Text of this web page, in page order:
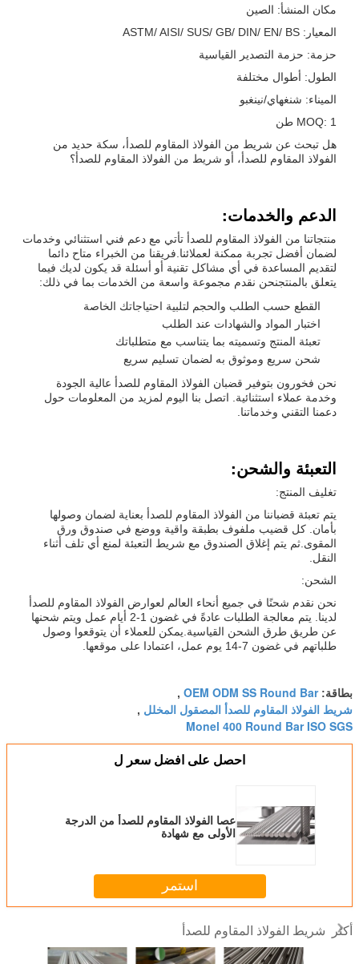
مكان المنشأ: الصين
المعيار: ASTM/ AISI/ SUS/ GB/ DIN/ EN/ BS
حزمة: حزمة التصدير القياسية
الطول: أطوال مختلفة
الميناء: شنغهاي/نينغبو
MOQ: 1 طن
هل تبحث عن شريط من الفولاذ المقاوم للصدأ، سكة حديد من
الفولاذ المقاوم للصدأ، أو شريط من الفولاذ المقاوم للصدأ؟
الدعم والخدمات:
منتجاتنا من الفولاذ المقاوم للصدأ تأتي مع دعم فني استثنائي وخدمات
لضمان أفضل تجربة ممكنة لعملائنا.فريقنا من الخبراء متاح دائما
لتقديم المساعدة في أي مشاكل تقنية أو أسئلة قد يكون لديك فيما
يتعلق بالمنتجنحن نقدم مجموعة واسعة من الخدمات بما في ذلك:
القطع حسب الطلب والحجم لتلبية احتياجاتك الخاصة
اختبار المواد والشهادات عند الطلب
تعبئة المنتج وتسميته بما يتناسب مع متطلباتك
شحن سريع وموثوق به لضمان تسليم سريع
نحن فخورون بتوفير قضبان الفولاذ المقاوم للصدأ عالية الجودة
وخدمة عملاء استثنائية. اتصل بنا اليوم لمزيد من المعلومات حول
دعمنا التقني وخدماتنا.
التعبئة والشحن:
تغليف المنتج:
يتم تعبئة قضباننا من الفولاذ المقاوم للصدأ بعناية لضمان وصولها
بأمان. كل قضيب ملفوف بطبقة واقية ووضع في صندوق ورق
المقوى.ثم يتم إغلاق الصندوق مع شريط التعبئة لمنع أي تلف أثناء
النقل.
الشحن:
نحن نقدم شحنًا في جميع أنحاء العالم لعوارض الفولاذ المقاوم للصدأ
لدينا. يتم معالجة الطلبات عادةً في غضون 1-2 أيام عمل ويتم شحنها
عن طريق طرق الشحن القياسية.يمكن للعملاء أن يتوقعوا وصول
طلباتهم في غضون 7-14 يوم عمل، اعتمادا على موقعها.
بطاقة:OEM ODM SS Round Bar
,
شريط الفولاذ المقاوم للصدأ المصقول المخلل ,
Monel 400 Round Bar ISO SGS
احصل على افضل سعر ل
عصا الفولاذ المقاوم للصدأ من الدرجة
الأولى مع شهادة
استمر
أكثر شريط الفولاذ المقاوم للصدأ